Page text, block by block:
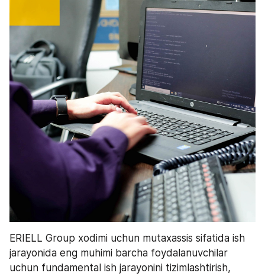
ERIELL Group xodimi uchun mutaxassis sifatida ish
jarayonida eng muhimi barcha foydalanuvchilar
uchun fundamental ish jarayonini tizimlashtirish,